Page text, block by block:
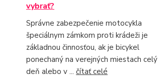
vybrať?
Správne zabezpečenie motocykla
špeciálnym zámkom proti krádeži je
základnou činnosťou, ak je bicykel
ponechaný na verejných miestach celý
deň alebo v ... čítať celé